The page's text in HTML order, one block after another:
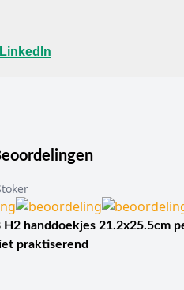
LinkedIn
H2 handdoekjes 21.2x25.5cm
praktiserend